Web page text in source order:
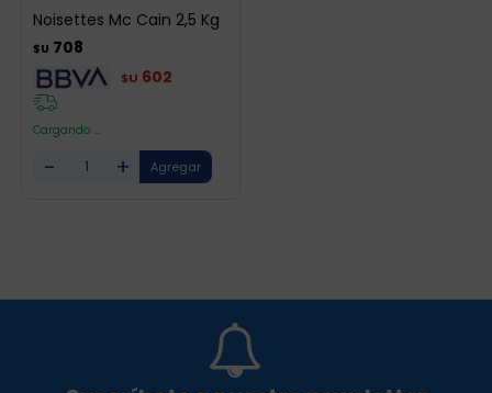
Noisettes Mc Cain 2,5 Kg
$U 708
$U 602
Cargando ...
- +